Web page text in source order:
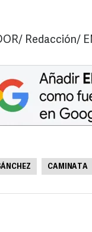
Redacción/
CAMINATA